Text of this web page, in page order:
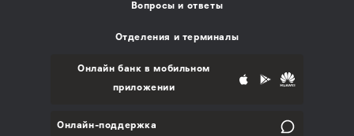
Вопросы и ответы
Отделения и терминалы
Онлайн банк в мобильном
приложении
Онлайн-поддержка